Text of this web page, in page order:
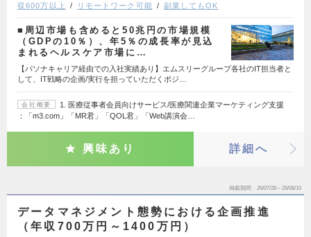
収600万以上
リモートワーク可能 副業してもOK
■周辺市場も含めると50兆円の市場規模
（GDPの10％）、年5％の成長率が見込
まれるヘルスケア市場に…
【パソナキャリア経由での入社実績あり】エムスリーグループ各社のIT担当者と
して、IT戦略の企画/実行を担っていただくポジ…
会社概要
1. 医療従事者会員向けサービス/医療関連企業マーケティング支援
：「m3.com」「MR君」「QOL君」「Web講演会…
興味あり 詳細へ
掲載期間 26/07/28～26/08/10
データマネジメント態勢における企画推進
（年収700万円～1400万円）